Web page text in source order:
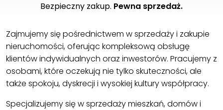
Bezpieczny zakup. Pewna sprzedaż.
Zajmujemy się pośrednictwem w sprzedaży i zakupie
nieruchomości, oferując kompleksową obsługę
klientów indywidualnych oraz inwestorów. Pracujemy z
osobami, które oczekują nie tylko skuteczności, ale
także spokoju, dyskrecji i wysokiej kultury współpracy.
Specjalizujemy się w sprzedaży mieszkań, domów i